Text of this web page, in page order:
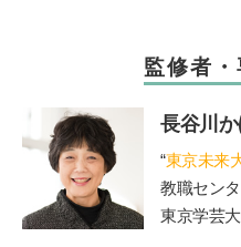
監修者
長谷川
“東京未来
教職セン
東京学芸